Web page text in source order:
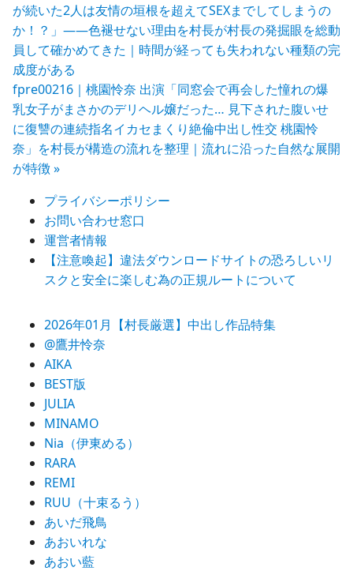
ナ
ビ
ゲ
ー
シ
ョ
ン
が続いた2人は友情の垣根を超えてSEXまでしてしまうの
か！？」——色褪せない理由を村長が村長の発掘眼を総動
員して確かめてきた｜時間が経っても失われない種類の完
成度がある
fpre00216｜桃園怜奈 出演「同窓会で再会した憧れの爆
乳女子がまさかのデリヘル嬢だった… 見下された腹いせ
に復讐の連続指名イカセまくり絶倫中出し性交 桃園怜
奈」を村長が構造の流れを整理｜流れに沿った自然な展開
が特徴 »
プライバシーポリシー
お問い合わせ窓口
運営者情報
【注意喚起】違法ダウンロードサイトの恐ろしいリ
スクと安全に楽しむ為の正規ルートについて
2026年01月【村長厳選】中出し作品特集
@鷹井怜奈
AIKA
BEST版
JULIA
MINAMO
Nia（伊東める）
RARA
REMI
RUU（十束るう）
あいだ飛鳥
あおいれな
あおい藍